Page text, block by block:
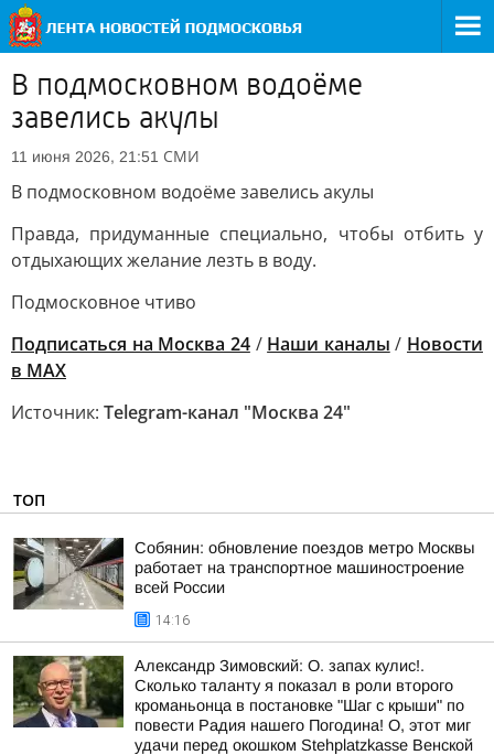
В подмосковном водоёме
завелись акулы
11 июня 2026, 21:51 СМИ
В подмосковном водоёме завелись акулы
Правда, придуманные специально, чтобы отбить у
отдыхающих желание лезть в воду.
Подмосковное чтиво
Подписаться на Москва 24/ Наши каналы / Новости
в MAX
Источник: Telegram-канал "Москва 24"
ТОП
Собянин: обновление поездов метро Москвы
работает на транспортное машиностроение
всей России
14:16
Александр Зимовский: О. запах кулис!.
Сколько таланту я показал в роли второго
кроманьонца в постановке "Шаг с крыши" по
повести Радия нашего Погодина! О, этот миг
удачи перед окошком Stehplatzkasse Венской